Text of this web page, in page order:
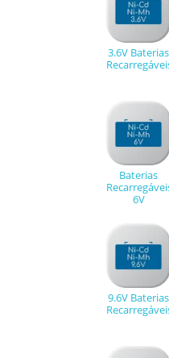
3.6V Baterias
Baterias
6V
9.6V Baterias